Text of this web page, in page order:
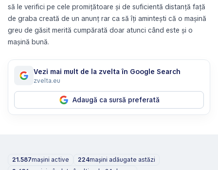
să le verifici pe cele promițătoare și de suficientă distanță față
de graba creată de un anunț rar ca să îți amintești că o mașină
greu de găsit merită cumpărată doar atunci când este și o
mașină bună.
Vezi mai mult de la zvelta în Google Search
zvelta.eu
Adaugă ca sursă preferată
21.587mașini active 224mașini adăugate astăzi